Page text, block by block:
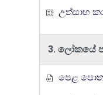
උත්සාහ
3. ලෝකයේ
පෙළ පොත